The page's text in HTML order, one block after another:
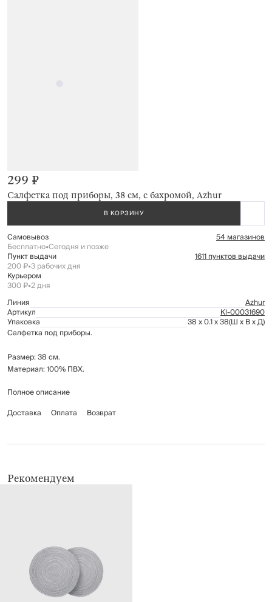
Салфетка под приборы, 38 см, с бахромой, Azhur
299 ₽
В КОРЗИНУ
Самовывоз 54 магазинов
Бесплатно•Сегодня и позже
Пункт выдачи 1611 пунктов выдачи
200 ₽•3 рабочих дня
Курьером
300 ₽•2 дня
Линия
Azhur
Артикул Kl-00031690
Упаковка 38 x 0.1 x 38(Ш x В x Д)
Салфетка под приборы.
Размер: 38 см.
Материал: 100% ПВХ.
Рекомендуется протирать мягкой влажной тканью.
Полное описание
Доставка
Оплата Возврат
Рекомендуем